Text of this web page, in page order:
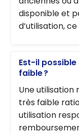
disponible et
d’utilisation,
Est-il
faible ?
Une utilisation
très faible
utilisation